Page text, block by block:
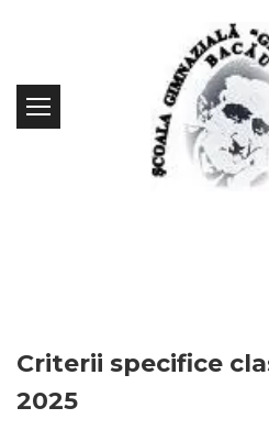
Criterii specifice
2025